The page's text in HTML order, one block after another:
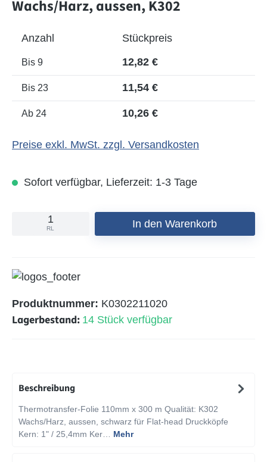
Wachs/Harz, aussen, K302
Anzahl Stückpreis
Bis 9 12,82 €
Bis 23 11,54 €
Ab 24 10,26 €
Preise exkl. MwSt. zzgl. Versandkosten
Sofort verfügbar, Lieferzeit: 1-3 Tage
RL In den Warenkorb
Produktnummer: K0302211020
Lagerbestand: 14 Stück verfügbar
Beschreibung
Thermotransfer-Folie 110mm x 300 m Qualität: K302
Wachs/Harz, aussen, schwarz für Flat-head Druckköpfe
Kern: 1" / 25,4mm Ker… Mehr